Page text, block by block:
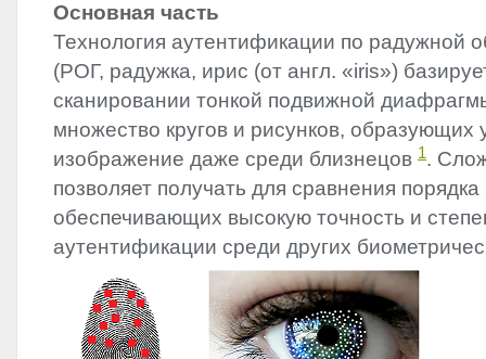
Основная часть
Технология аутентификации по радужной
(РОГ, радужка, ирис (от англ. «iris»)
сканировании тонкой подвижной
множество кругов и рисунков, образующих
изображение даже среди близнецов 1.
позволяет получать для сравнения порядка
обеспечивающих высокую точность и
аутентификации среди других